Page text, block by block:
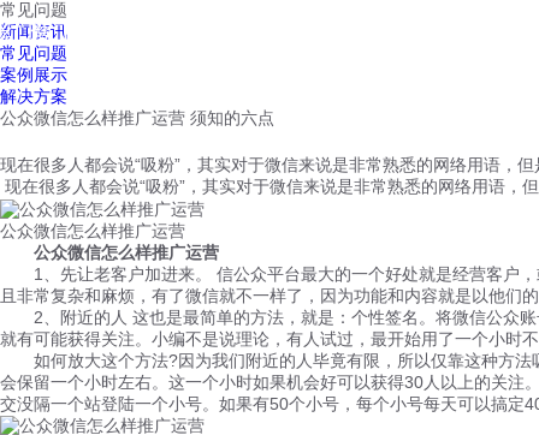
红鹰工作手机
常见问题
新闻资讯
常见问题
案例展示
解决方案
公众微信怎么样推广运营 须知的六点
现在很多人都会说“吸粉”，其实对于微信来说是非常熟悉的网络用语，
现在很多人都会说“吸粉”，其实对于微信来说是非常熟悉的网络用语
公众微信怎么样推广运营
公众微信怎么样推广运营
1、先让老客户加进来。 信公众平台最大的一个好处就是经营客户，
且非常复杂和麻烦，有了微信就不一样了，因为功能和内容就是以他
2、附近的人 这也是最简单的方法，就是：个性签名。将微信公众账
就有可能获得关注。小编不是说理论，有人试过，最开始用了一个小时
如何放大这个方法?因为我们附近的人毕竟有限，所以仅靠这种方法
会保留一个小时左右。这一个小时如果机会好可以获得30人以上的关
交没隔一个站登陆一个小号。如果有50个小号，每个小号每天可以搞